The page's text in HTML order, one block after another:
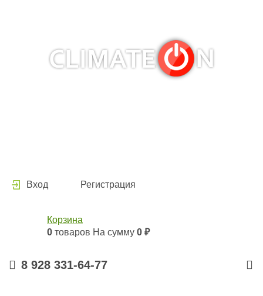
Вход Регистрация
Корзина
0 товаров На сумму 0 ₽
8 928 331-64-77